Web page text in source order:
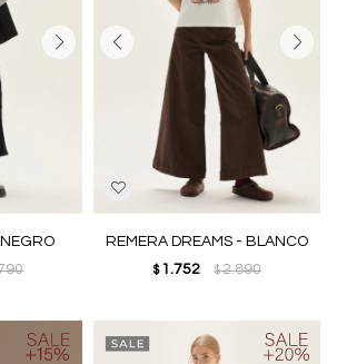
REMERA DREAMS - BLANCO
$ 1.752 $2.890